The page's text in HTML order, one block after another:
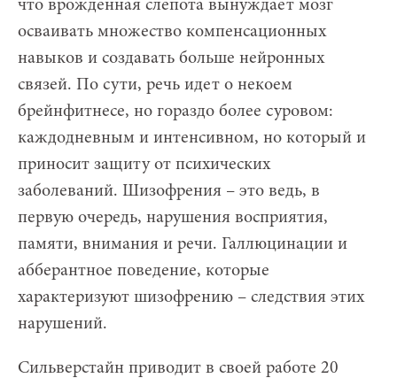
что врожденная слепота вынуждает мозг
осваивать множество компенсационных
навыков и создавать больше нейронных
связей. По сути, речь идет о некоем
брейнфитнесе, но гораздо более суровом:
каждодневным и интенсивном, но который и
приносит защиту от психических
заболеваний. Шизофрения – это ведь, в
первую очередь, нарушения восприятия,
памяти, внимания и речи. Галлюцинации и
абберантное поведение, которые
характеризуют шизофрению – следствия этих
нарушений.
Сильверстайн приводит в своей работе 20